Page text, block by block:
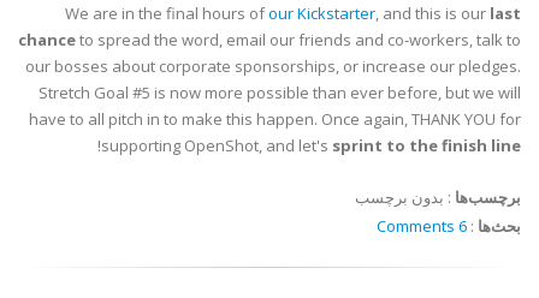
We are in the final hours ofour Kickstarter , and this is our last
chanceto spread the word, email our friends and co-workers, talk to
our bosses about corporate sponsorships, or increase our pledges.
Stretch Goal #5 is now more possible than ever before, but we will
have to all pitch in to make this happen. Once again, THANK YOU for
supporting OpenShot, and let's sprint to the finish line
!
برچسب‌ها : بدون برچسب
بحث‌ها :
6 Comments